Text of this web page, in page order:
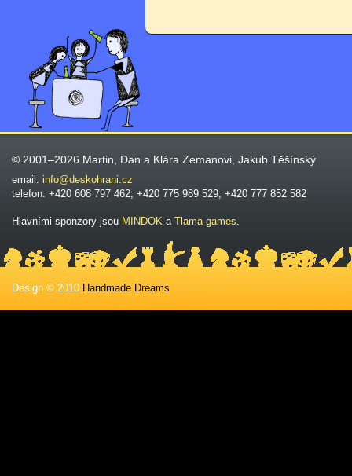
© 2001–2026 Martin, Dan a Klára Zemanovi, Jakub Těšínský
email: info@deskohrani.cz
telefon: +420 608 797 462; +420 775 989 529; +420 777 852 582
Hlavními sponzory jsou MINDOK a Tlama games.
Design © 2010 Handmade Dreams